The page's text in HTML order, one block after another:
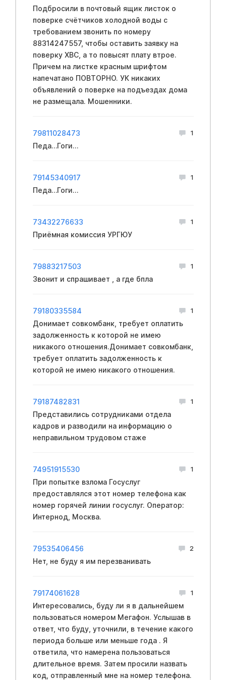
Подбросили в почтовый ящик листок о
поверке счётчиков холодной воды с
требованием звонить по номеру
88314247557, чтобы оставить заявку на
поверку ХВС, а то повысят плату втрое.
Причем на листке красным шрифтом
напечатано ПОВТОРНО. УК никаких
объявлений о поверке на подъездах дома
не размещала. Мошенники.
79811028473 1
Педа…Гоги…
79145340917 1
Педа…Гоги…
73432276633 1
Приёмная комиссия УРГЮУ
79883217503 1
Звонит и спрашивает , а где бпла
79180335584 1
Донимает совкомбанк, требует оплатить
задолженность к которой не имею
никакого отношения.Донимает совкомбанк,
требует оплатить задолженность к
которой не имею никакого отношения.
79187482831 1
Представились сотрудниками отдела
кадров и разводили на информацию о
неправильном трудовом стаже
74951915530 1
При попытке взлома Госуслуг
предоставлялся этот номер телефона как
номер горячей линии госуслуг. Оператор:
Интернод, Москва.
79535406456 2
Нет, не буду я им перезванивать
79174061628 1
Интересовались, буду ли я в дальнейшем
пользоваться номером Мегафон. Услышав в
ответ, что буду, уточнили, в течение какого
периода больше или меньше года . Я
ответила, что намерена пользоваться
длительное время. Затем просили назвать
код, отправленный мне на номер телефона.